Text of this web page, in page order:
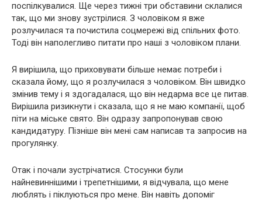
поспілкувалися. Ще через тижні три обставини склалися
так, що ми знову зустрілися. З чоловіком я вже
розлучилася та почистила соцмережі від спільних фото.
Тоді він наполегливо питати про наші з чоловіком плани.
Я вирішила, що приховувати більше немає потреби і
сказала йому, що я розлучилася з чоловіком. Він швидко
змінив тему і я здогадалася, що він недарма все це питав.
Вирішила ризикнути і сказала, що я не маю компанії, щоб
піти на міське свято. Він одразу запропонував свою
кандидатуру. Пізніше він мені сам написав та запросив на
прогулянку.
Отак і почали зустрічатися. Стосунки були
найневиннішими і трепетнішими, я відчувала, що мене
люблять і піклуються про мене. Він навіть допоміг